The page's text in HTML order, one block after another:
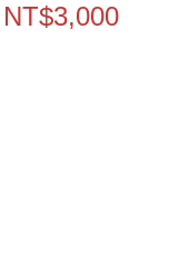
NT$3,000